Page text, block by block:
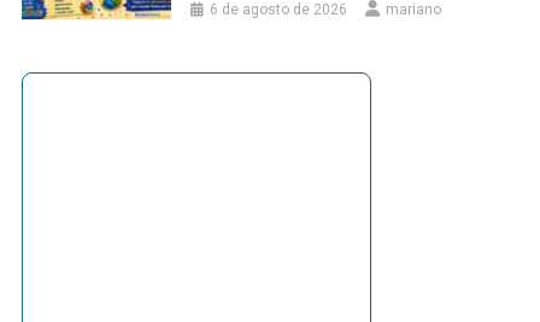
6 de agosto de 2026 mariano